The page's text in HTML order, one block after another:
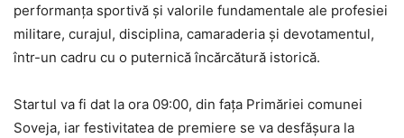
performanța sportivă și valorile fundamentale ale profesiei
militare, curajul, disciplina, camaraderia și devotamentul,
într-un cadru cu o puternică încărcătură istorică.
Startul va fi dat la ora 09:00, din fața Primăriei comunei
Soveja, iar festivitatea de premiere se va desfășura la